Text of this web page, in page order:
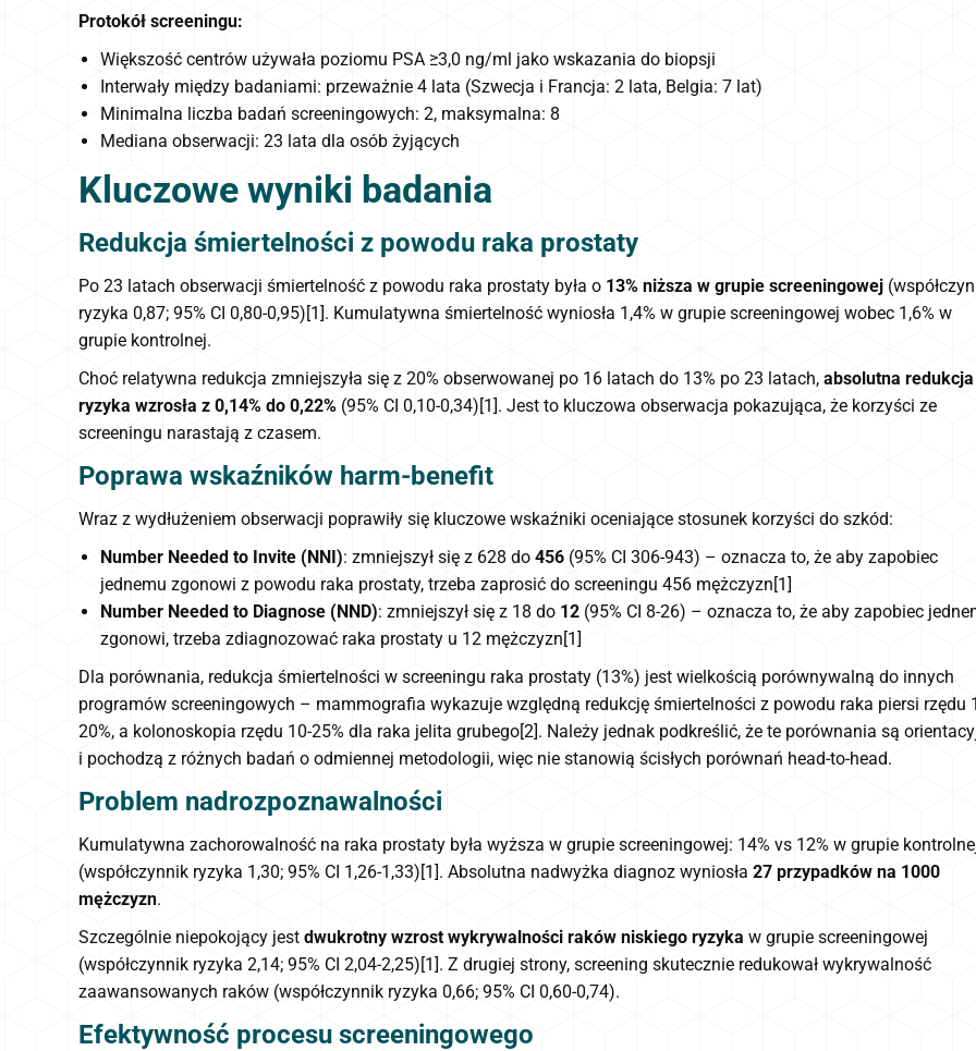
Protokół screeningu:
Większość centrów używała poziomu PSA ≥3,0 ng/ml jako wskazania do biopsji
Interwały między badaniami: przeważnie 4 lata (Szwecja i Francja: 2 lata, Belgia: 7 lat)
Minimalna liczba badań screeningowych: 2, maksymalna: 8
Mediana obserwacji: 23 lata dla osób żyjących
Kluczowe wyniki badania
Redukcja śmiertelności z powodu raka prostaty
Po 23 latach obserwacji śmiertelność z powodu raka prostaty była o 13% niższa w grupie screeningowej
ryzyka 0,87; 95% CI 0,80-0,95)[1]. Kumulatywna śmiertelność wyniosła 1,4% w grupie screeningowej wobec 1,6% w
grupie kontrolnej.
Choć relatywna redukcja zmniejszyła się z 20% obserwowanej po 16 latach do 13% po 23 latach, absolutna redukcja
ryzyka wzrosła z 0,14% do 0,22% (95% CI 0,10-0,34)[1]. Jest to kluczowa obserwacja pokazująca, że korzyści ze
screeningu narastają z czasem.
Poprawa wskaźników harm-benefit
Wraz z wydłużeniem obserwacji poprawiły się kluczowe wskaźniki oceniające stosunek korzyści do szkód:
Number Needed to Invite (NNI): zmniejszył się z 628 do 456 (95% CI 306-943) – oznacza to, że aby zapobiec
jednemu zgonowi z powodu raka prostaty, trzeba zaprosić do screeningu 456 mężczyzn[1]
Number Needed to Diagnose (NND): zmniejszył się z 18 do 12 (95% CI 8-26) – oznacza to, że aby zapobiec
zgonowi, trzeba zdiagnozować raka prostaty u 12 mężczyzn[1]
Dla porównania, redukcja śmiertelności w screeningu raka prostaty (13%) jest wielkością porównywalną do innych
programów screeningowych – mammografia wykazuje względną redukcję śmiertelności z powodu raka piersi rzędu
20%, a kolonoskopia rzędu 10-25% dla raka jelita grubego[2]. Należy jednak podkreślić, że te porównania są
i pochodzą z różnych badań o odmiennej metodologii, więc nie stanowią ścisłych porównań head-to-head.
Problem nadrozpoznawalności
Kumulatywna zachorowalność na raka prostaty była wyższa w grupie screeningowej: 14% vs 12% w grupie
(współczynnik ryzyka 1,30; 95% CI 1,26-1,33)[1]. Absolutna nadwyżka diagnoz wyniosła 27 przypadków na 1000
mężczyzn.
Szczególnie niepokojący jest dwukrotny wzrost wykrywalności raków niskiego ryzyka w grupie screeningowej
(współczynnik ryzyka 2,14; 95% CI 2,04-2,25)[1]. Z drugiej strony, screening skutecznie redukował wykrywalność
zaawansowanych raków (współczynnik ryzyka 0,66; 95% CI 0,60-0,74).
Efektywność procesu screeningowego